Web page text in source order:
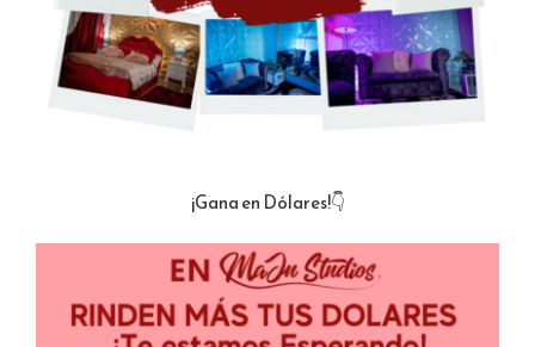
¡Gana en Dólares!👇